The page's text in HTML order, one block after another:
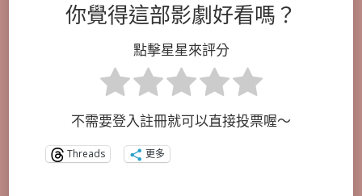
你覺得這部影劇好看嗎？
點擊星星來評分
不需要登入註冊就可以直接投票喔～
Threads 更多